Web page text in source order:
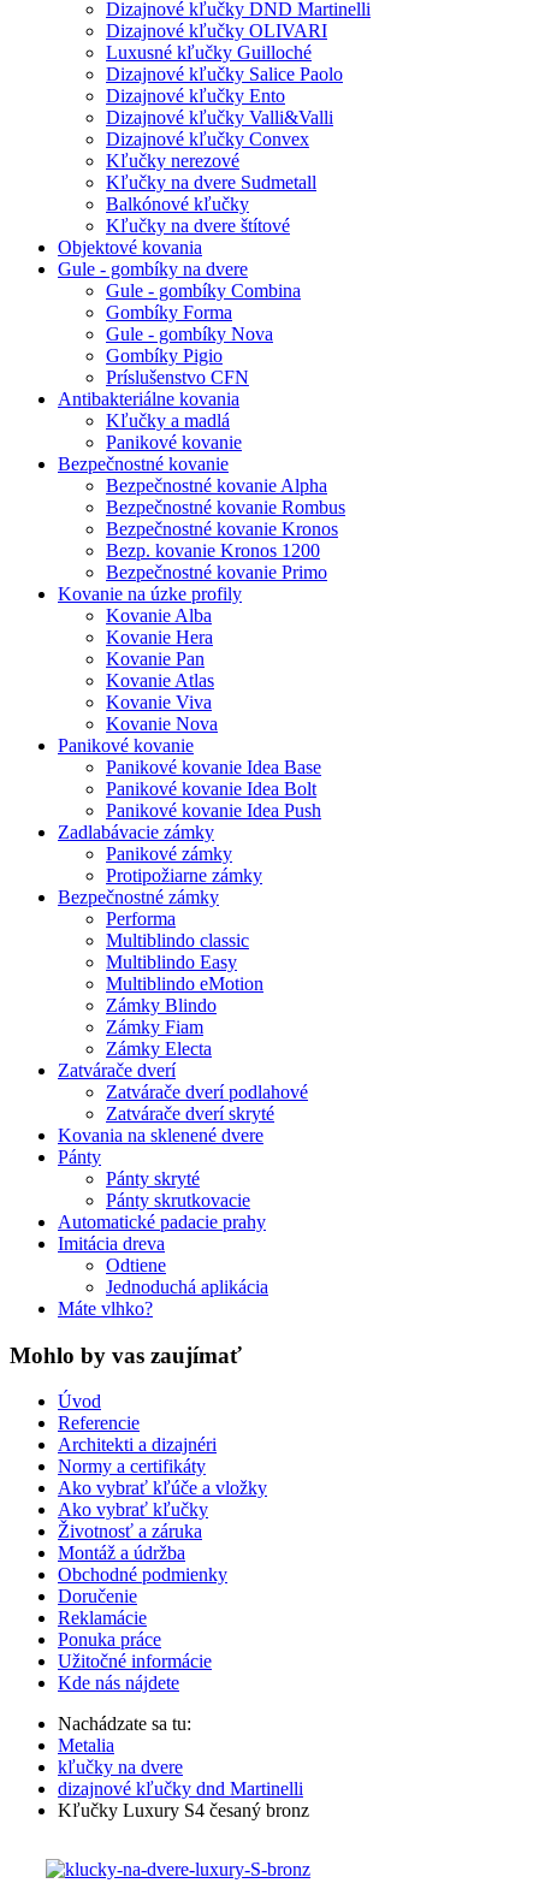
Dizajnové kľučky DND Martinelli
Dizajnové kľučky OLIVARI
Luxusné kľučky Guilloché
Dizajnové kľučky Salice Paolo
Dizajnové kľučky Ento
Dizajnové kľučky Valli&Valli
Dizajnové kľučky Convex
Kľučky nerezové
Kľučky na dvere Sudmetall
Balkónové kľučky
Kľučky na dvere štítové
Objektové kovania
Gule - gombíky na dvere
Gule - gombíky Combina
Gombíky Forma
Gule - gombíky Nova
Gombíky Pigio
Príslušenstvo CFN
Antibakteriálne kovania
Kľučky a madlá
Panikové kovanie
Bezpečnostné kovanie
Bezpečnostné kovanie Alpha
Bezpečnostné kovanie Rombus
Bezpečnostné kovanie Kronos
Bezp. kovanie Kronos 1200
Bezpečnostné kovanie Primo
Kovanie na úzke profily
Kovanie Alba
Kovanie Hera
Kovanie Pan
Kovanie Atlas
Kovanie Viva
Kovanie Nova
Panikové kovanie
Panikové kovanie Idea Base
Panikové kovanie Idea Bolt
Panikové kovanie Idea Push
Zadlabávacie zámky
Panikové zámky
Protipožiarne zámky
Bezpečnostné zámky
Performa
Multiblindo classic
Multiblindo Easy
Multiblindo eMotion
Zámky Blindo
Zámky Fiam
Zámky Electa
Zatvárače dverí
Zatvárače dverí podlahové
Zatvárače dverí skryté
Kovania na sklenené dvere
Pánty
Pánty skryté
Pánty skrutkovacie
Automatické padacie prahy
Imitácia dreva
Odtiene
Jednoduchá aplikácia
Máte vlhko?
Mohlo by vas zaujímať
Úvod
Referencie
Architekti a dizajnéri
Normy a certifikáty
Ako vybrať kľúče a vložky
Ako vybrať kľučky
Životnosť a záruka
Montáž a údržba
Obchodné podmienky
Doručenie
Reklamácie
Ponuka práce
Užitočné informácie
Kde nás nájdete
Nachádzate sa tu:
Metalia
kľučky na dvere
dizajnové kľučky dnd Martinelli
Kľučky Luxury S4 česaný bronz